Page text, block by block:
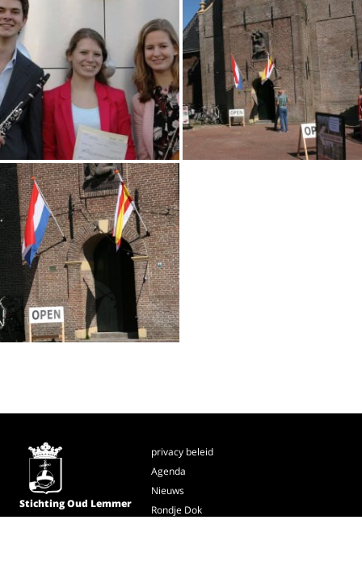
Stichting Oud Lemmer
privacy beleid
Agenda
Nieuws
Rondje Dok